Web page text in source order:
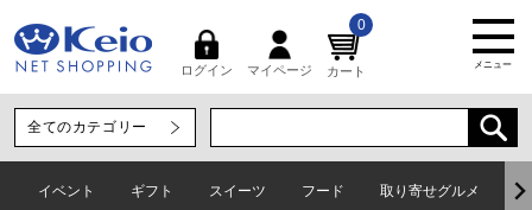
ログイン マイページ カート
0
メニュー
イベント ギフト スイーツ フード 取り寄せグルメ